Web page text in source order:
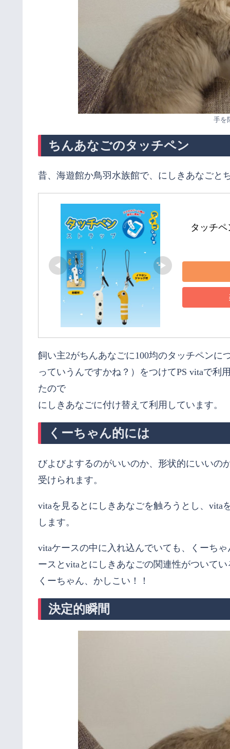
手を
ちんあなごのタッチペン
昔、海遊館か鳥羽水族館で、にしきあなごと
タッチ
飼い主2がちんあなごに100均のタッチペン
っていうんですかね？）をつけてPS vitaで利
たので
にしきあなごに付け替えて利用しています。
くーちゃん的には
びよびよするのがいいのか、形状的にいいの
受けられます。
vitaを見るとにしきあなごを触ろうとし、vita
します。
vitaケースの中に入れ込んでいても、くーち
ースとvitaとにしきあなごの関連性がついて
くーちゃん、かしこい！！
決定的瞬間